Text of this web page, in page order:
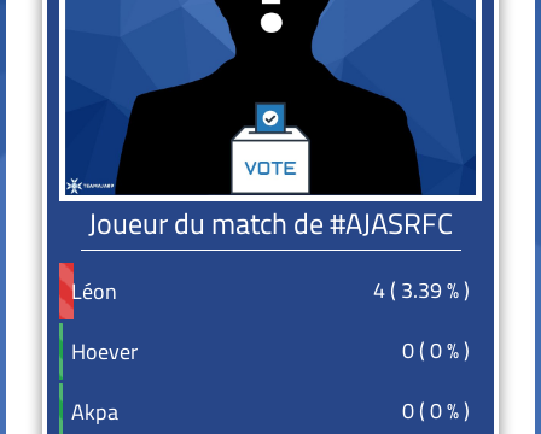
Joueur du match de #AJASRFC
Léon
Léon
4 ( 3.39 % )
Hoever
Hoever
0 ( 0 % )
Akpa
Akpa
0 ( 0 % )